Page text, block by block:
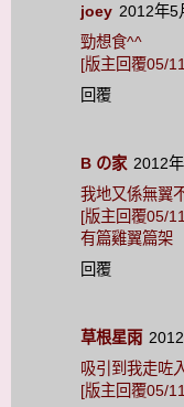
joey 2012年5
勁想食^^
[版主回覆05/
回覆
B の家 2012
我地又係無翼
[版主回覆05/
有篇雞翼篇架
回覆
草根星雨
吸引到我走咗
[版主回覆05/